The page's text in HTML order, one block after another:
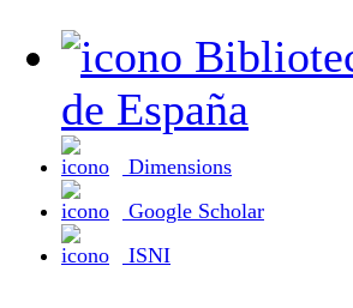
de España
Dimensions
Google Scholar
ISNI